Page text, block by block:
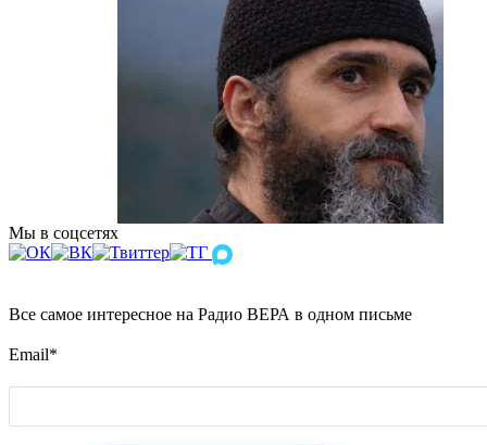
Мы в соцсетях
Все самое интересное на Радио ВЕРА в одном письме
Email*